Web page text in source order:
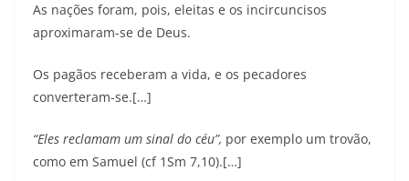
As nações foram, pois, eleitas e os incircuncisos
aproximaram-se de Deus.
Os pagãos receberam a vida, e os pecadores
converteram-se.[…]
“Eles reclamam um sinal do céu”, por exemplo um trovão,
como em Samuel (cf 1Sm 7,10).[…]